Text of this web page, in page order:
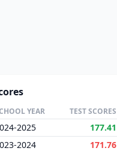
YEAR TEST SCORES
2025 177.41
2024 171.76